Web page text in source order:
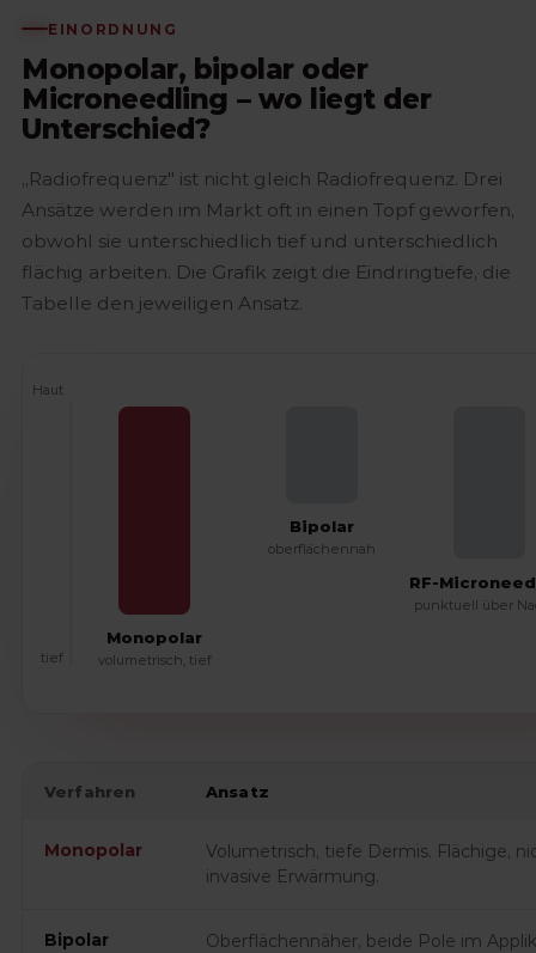
EINORDNUNG
Monopolar, bipolar oder
Microneedling – wo liegt der
Unterschied?
„Radiofrequenz" ist nicht gleich Radiofrequenz. Drei
Ansätze werden im Markt oft in einen Topf geworfen,
obwohl sie unterschiedlich tief und unterschiedlich
flächig arbeiten. Die Grafik zeigt die Eindringtiefe, die
Tabelle den jeweiligen Ansatz.
Haut
tief
Monopolar
volumetrisch, tief
Bipolar
oberflächennah
RF-
punktuell über
Verfahren Ansatz
Monopolar
Volumetrisch, tiefe Dermis. Flächige,
invasive Erwärmung.
Bipolar Oberflächennäher, beide Pole im